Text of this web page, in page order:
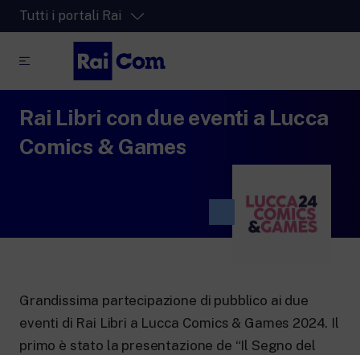
Tutti i portali Rai
RaiPlay
Lo spazio sicuro ricco di cartoni animati
RaiNews
Rai Libri con due eventi a Lucca
Comics & Games
Grandissima partecipazione di pubblico ai due
eventi di Rai Libri a Lucca Comics & Games 2024. Il
primo è stato la presentazione de “Il Segno del